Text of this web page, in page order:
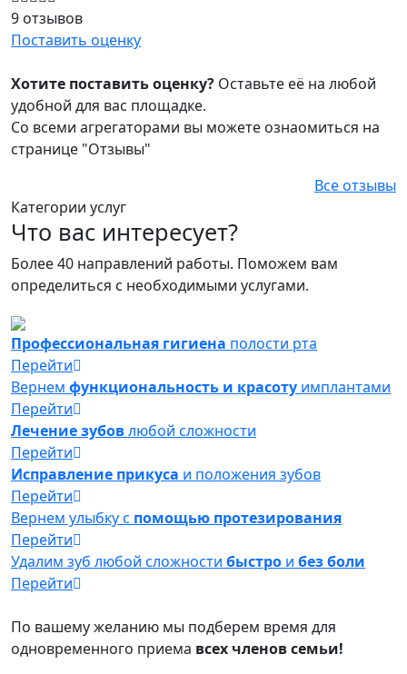
9 отзывов
Поставить оценку
Хотите поставить оценку? Оставьте её на любой
удобной для вас площадке.
Со всеми агрегаторами вы можете ознаомиться на
странице "Отзывы"
Все отзывы
Категории услуг
Что вас интересует?
Более 40 направлений работы. Поможем вам
определиться с необходимыми услугами.
Профессиональная гигиена полости рта
Перейти
Вернем функциональность и красоту имплантами
Перейти
Лечение зубовлюбой сложности
Перейти
Исправление прикуса и положения зубов
Перейти
Вернем улыбку с помощью протезирования
Перейти
Удалим зуб любой сложности быстро и без боли
Перейти
По вашему желанию мы подберем время для
одновременного приема всех членов семьи!